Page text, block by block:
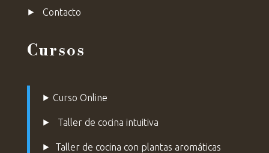
⯈ Contacto
Cursos
⯈ Curso Online
⯈ Taller de cocina intuitiva
⯈ Taller de cocina con plantas aromáticas